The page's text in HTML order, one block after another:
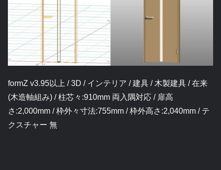
formZ v3.95以上 / 3D / インテリア / 建具 / 木製建具 / 在来
(木造軸組み) / 柱芯々:910mm 両入隅対応 / 扉高
さ:2,000mm / 枠外々寸法:755mm / 枠外高さ:2,040mm / テ
クスチャー 無